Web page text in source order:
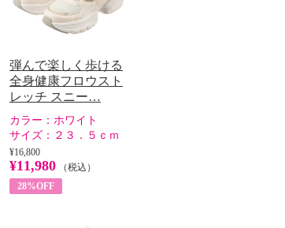
弾んで楽しく歩ける
全身健康フロウスト
レッチ スニー…
カラー： ホワイト
サイズ： ２３．５ｃｍ
¥16,800
¥11,980
（税込）
28%OFF